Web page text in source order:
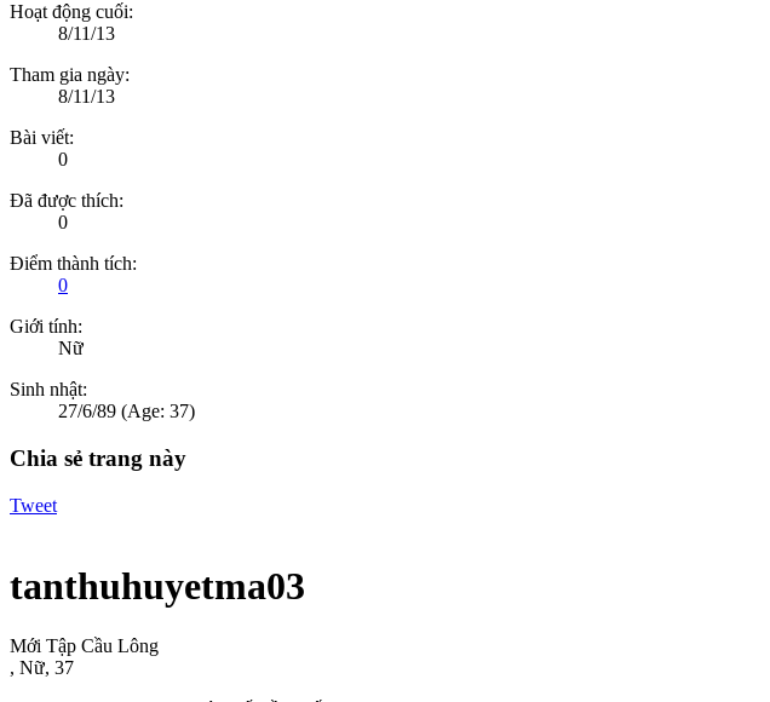
Hoạt động cuối:
8/11/13
Tham gia ngày:
8/11/13
Bài viết:
0
Đã được thích:
0
Điểm thành tích:
0
Giới tính:
Nữ
Sinh nhật:
27/6/89 (Age: 37)
Chia sẻ trang này
Tweet
tanthuhuyetma03
Mới Tập Cầu Lông
, Nữ, 37